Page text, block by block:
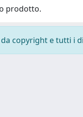
prodotto.
copyright e tutti i